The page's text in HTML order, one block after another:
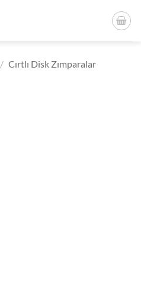
/ Cırtlı Disk Zımparalar